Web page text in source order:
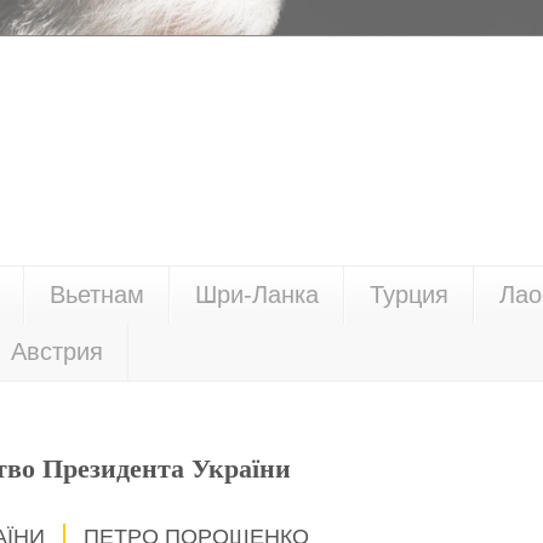
Вьетнам Шри-Ланка Турция
Австрия
Президента України
ПЕТРО ПОРОШЕНКО